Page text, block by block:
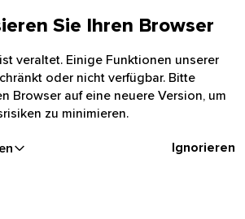
Sie Ihren Browser
veraltet. Einige Funktionen unserer
oder nicht verfügbar. Bitte
Browser auf eine neuere Version, um
zu minimieren.
Ignorieren